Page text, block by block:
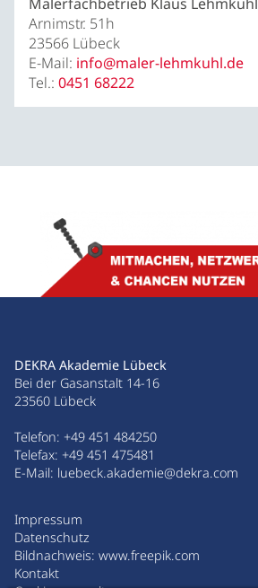
Arnimstr. 51h
23566 Lübeck
E-Mail: info@maler-lehmkuhl.de
Tel.: 0451 68222
DEKRA Akademie Lübeck
Bei der Gasanstalt 14-16
23560 Lübeck
Telefon: +49 451 484250
Telefax: +49 451 475481
E-Mail: luebeck.akademie@dekra.com
Impressum
Datenschutz
Bildnachweis: www.freepik.com
Kontakt